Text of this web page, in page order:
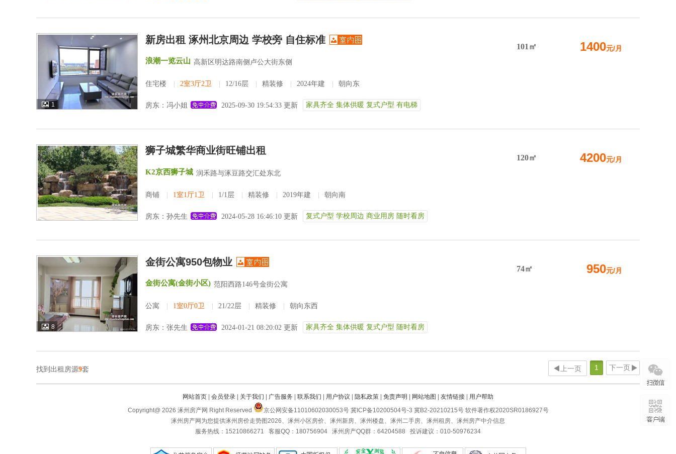
1
新房出租 涿州北京周边 学校旁 自住标准
浪潮一览云山 高新区明达路南侧卢公大街东侧
住宅楼 2室3厅2卫 12/16层 精装修 2024年建 朝向东
房东：冯小姐 2025-09-30 19:54:33 更新 家具齐全 集体供暖 复式户型 有电梯
101㎡ 1400元/月
狮子城繁华商业街旺铺出租
K2京西狮子城 润禾路与涿豆路交汇处东北
商铺 1室1厅1卫 1/1层 精装修 2019年建 朝向南
房东：孙先生 2024-05-28 16:46:10 更新 复式户型 学校周边 商业用房 随时看房
120㎡ 4200元/月
8
金街公寓950包物业
金街公寓(金街小区) 范阳西路146号金街公寓
公寓 1室0厅0卫 21/22层 精装修 朝向东西
房东：张先生 2024-01-21 08:20:02 更新 家具齐全 集体供暖 复式户型 随时看房
74㎡ 950元/月
找到出租房源9套 上一页 1 下一页
网站首页 会员登录 关于我们 广告服务 联系我们 用户协议 隐私政策 免责声明 网站地图 友情链接
用户帮助
Copyright@ 2026 涿州房产网 Right Reserved
京公网安备11010602030053号 冀ICP备10200504号-3 冀B2-20210215号 软件著作权2020SR0186927号
涿州房产网为您提供涿州房价走势图2026、涿州小区房价、涿州新房、涿州楼盘、涿州二手房、涿州租房、涿州房产中介信息
服务热线：15210866271 客服QQ：180756904 涿州房产QQ群：64204588 投诉建议：010-50976234